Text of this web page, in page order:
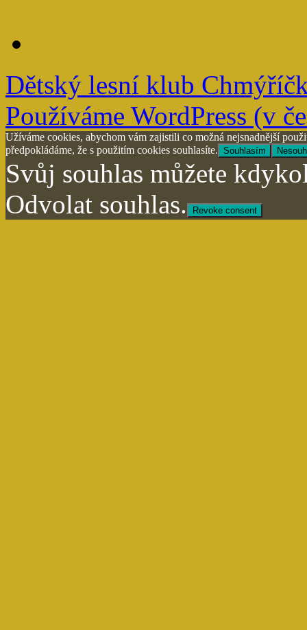
Dětský lesní klub
Používáme WordPress (v
Užíváme cookies, abychom vám zajistili co možná nejsnadnější
předpokládáme, že s použitím cookies souhlasíte. Souhlasím
Svůj souhlas můžete
Odvolat souhlas.
Revoke consent